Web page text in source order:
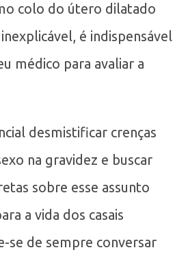
colo do útero dilatado
é indispensável
médico para avaliar a
desmistificar crenças
na gravidez e buscar
sobre esse assunto
a vida dos casais
se de sempre conversar